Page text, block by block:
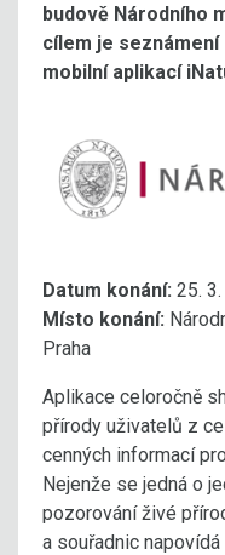
budově Národního
cílem je
mobilní aplikací
Datum konání: 25.
Místo konání:
Praha
Aplikace celoročně
přírody uživatelů z
cenných informací
Nejenže se jedná o
pozorování živé
a souřadnic